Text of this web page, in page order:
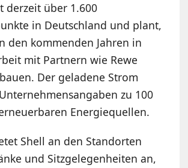
derzeit über 1.600
in Deutschland und plant,
den kommenden Jahren in
mit Partnern wie Rewe
Der geladene Strom
zu 100
Energiequellen.
Shell an den Standorten
und Sitzgelegenheiten an,